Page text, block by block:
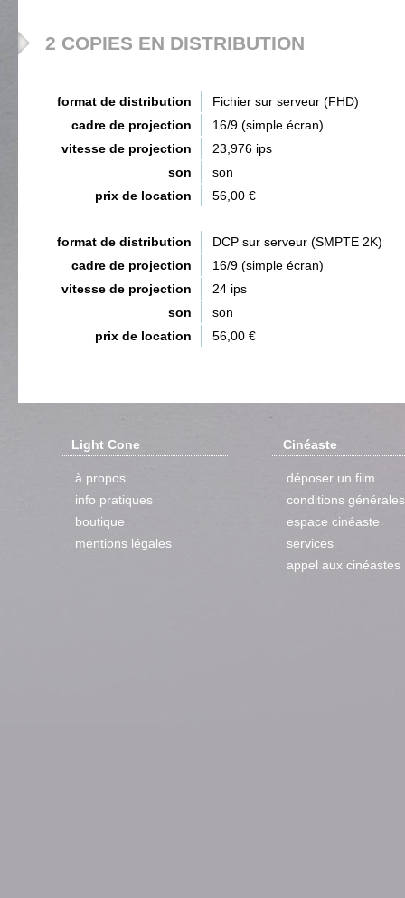
2 COPIES EN DISTRIBUTION
format de distribution
Fichier sur serveur (FHD)
cadre de projection
16/9 (simple écran)
vitesse de projection
23,976 ips
son
son
prix de location
56,00 €
format de distribution
DCP sur serveur (SMPTE 2K)
cadre de projection
16/9 (simple écran)
vitesse de projection
24 ips
son
son
prix de location
56,00 €
Light Cone
à propos
info pratiques
boutique
mentions légales
Cinéaste
déposer un film
conditions générales
espace cinéaste
services
appel aux cinéastes